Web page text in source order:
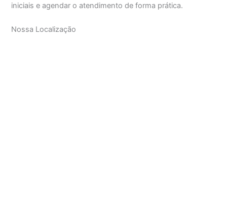
iniciais e agendar o atendimento de forma prática.
Nossa Localização